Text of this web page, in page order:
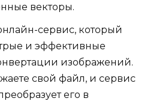
векторы.
сервис, который
и эффективные
изображений.
свой файл, и сервис
его в